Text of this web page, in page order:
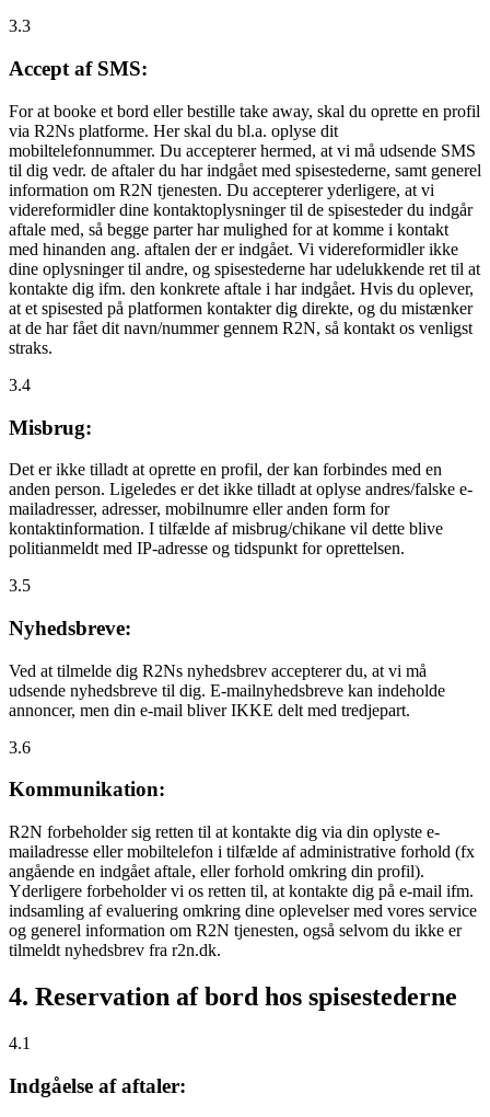
3.3
Accept af SMS:
For at booke et bord eller bestille take away, skal du oprette en profil
via R2Ns platforme. Her skal du bl.a. oplyse dit
mobiltelefonnummer. Du accepterer hermed, at vi må udsende SMS
til dig vedr. de aftaler du har indgået med spisestederne, samt generel
information om R2N tjenesten. Du accepterer yderligere, at vi
videreformidler dine kontaktoplysninger til de spisesteder du indgår
aftale med, så begge parter har mulighed for at komme i kontakt
med hinanden ang. aftalen der er indgået. Vi videreformidler ikke
dine oplysninger til andre, og spisestederne har udelukkende ret til at
kontakte dig ifm. den konkrete aftale i har indgået. Hvis du oplever,
at et spisested på platformen kontakter dig direkte, og du mistænker
at de har fået dit navn/nummer gennem R2N, så kontakt os venligst
straks.
3.4
Misbrug:
Det er ikke tilladt at oprette en profil, der kan forbindes med en
anden person. Ligeledes er det ikke tilladt at oplyse andres/falske e-
mailadresser, adresser, mobilnumre eller anden form for
kontaktinformation. I tilfælde af misbrug/chikane vil dette blive
politianmeldt med IP-adresse og tidspunkt for oprettelsen.
3.5
Nyhedsbreve:
Ved at tilmelde dig R2Ns nyhedsbrev accepterer du, at vi må
udsende nyhedsbreve til dig. E-mailnyhedsbreve kan indeholde
annoncer, men din e-mail bliver IKKE delt med tredjepart.
3.6
Kommunikation:
R2N forbeholder sig retten til at kontakte dig via din oplyste e-
mailadresse eller mobiltelefon i tilfælde af administrative forhold (fx
angående en indgået aftale, eller forhold omkring din profil).
Yderligere forbeholder vi os retten til, at kontakte dig på e-mail ifm.
indsamling af evaluering omkring dine oplevelser med vores service
og generel information om R2N tjenesten, også selvom du ikke er
tilmeldt nyhedsbrev fra r2n.dk.
4. Reservation af bord hos spisestederne
4.1
Indgåelse af aftaler: